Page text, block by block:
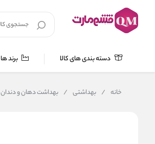
دسته بندی های کالا برند ها
خانه / بهداشتی / بهداشت دهان و دندان